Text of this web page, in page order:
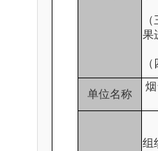
果
单位名称
组